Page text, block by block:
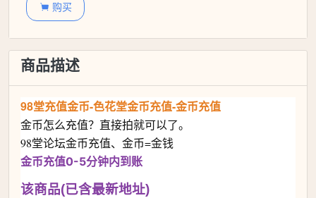
 购买
商品描述
98堂充值金币-色花堂金币充值-金币充值
金币怎么充值？直接拍就可以了。
98堂论坛金币充值、金币=金钱
金币充值0-5分钟内到账
该商品(已含最新地址)